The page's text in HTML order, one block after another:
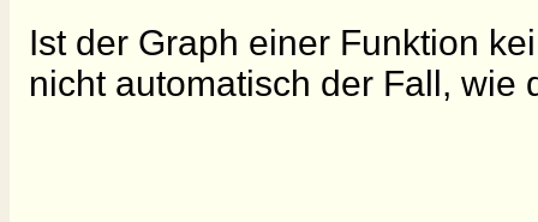
Ist der Graph einer Funktion
nicht automatisch der Fall, wie